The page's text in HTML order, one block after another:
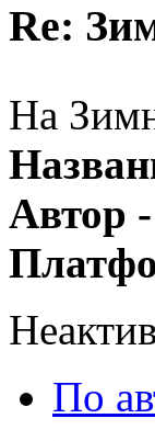
Re:
На
Автор
По